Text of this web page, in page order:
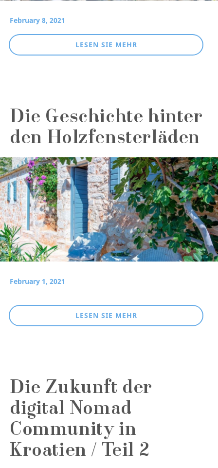
February 8, 2021
LESEN SIE MEHR
Die Geschichte hinter
den Holzfensterläden
February 1, 2021
LESEN SIE MEHR
Die Zukunft der
digital Nomad
Community in
Kroatien / Teil 2